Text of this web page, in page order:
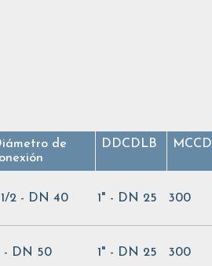
de
DDCDLB MCCD
1/2 - DN 40 1" - DN 25 300
- DN 50 1" - DN 25 300